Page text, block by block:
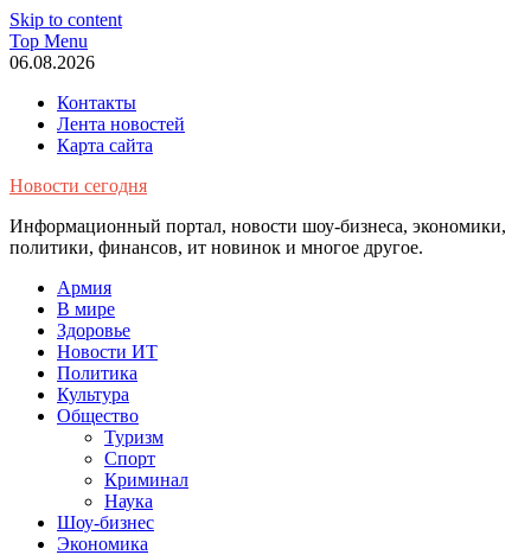
Skip to content
Top Menu
06.08.2026
Контакты
Лента новостей
Карта сайта
Новости сегодня
Информационный портал, новости шоу-бизнеса, экономики,
политики, финансов, ит новинок и многое другое.
Армия
В мире
Здоровье
Новости ИТ
Политика
Культура
Общество
Туризм
Спорт
Криминал
Наука
Шоу-бизнес
Экономика